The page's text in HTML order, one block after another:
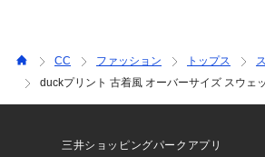
の幅が広がる1着。
CC ファッション トップス
duckプリント 古着風 オーバーサイズ スウェ
三井ショッピングパークアプリ